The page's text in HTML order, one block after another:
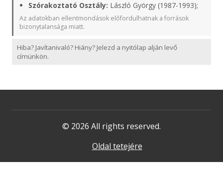
Szórakoztató Osztály: László György (1987-1993);
Az adatokban ellentmondások előfordulhatnak a források
bizonytalansága miatt.
Hiba? Javítanivaló? Hiány? Jelezd a nyitólap alján levő
címünkön.
© 2026 All rights reserved.
Oldal tetejére